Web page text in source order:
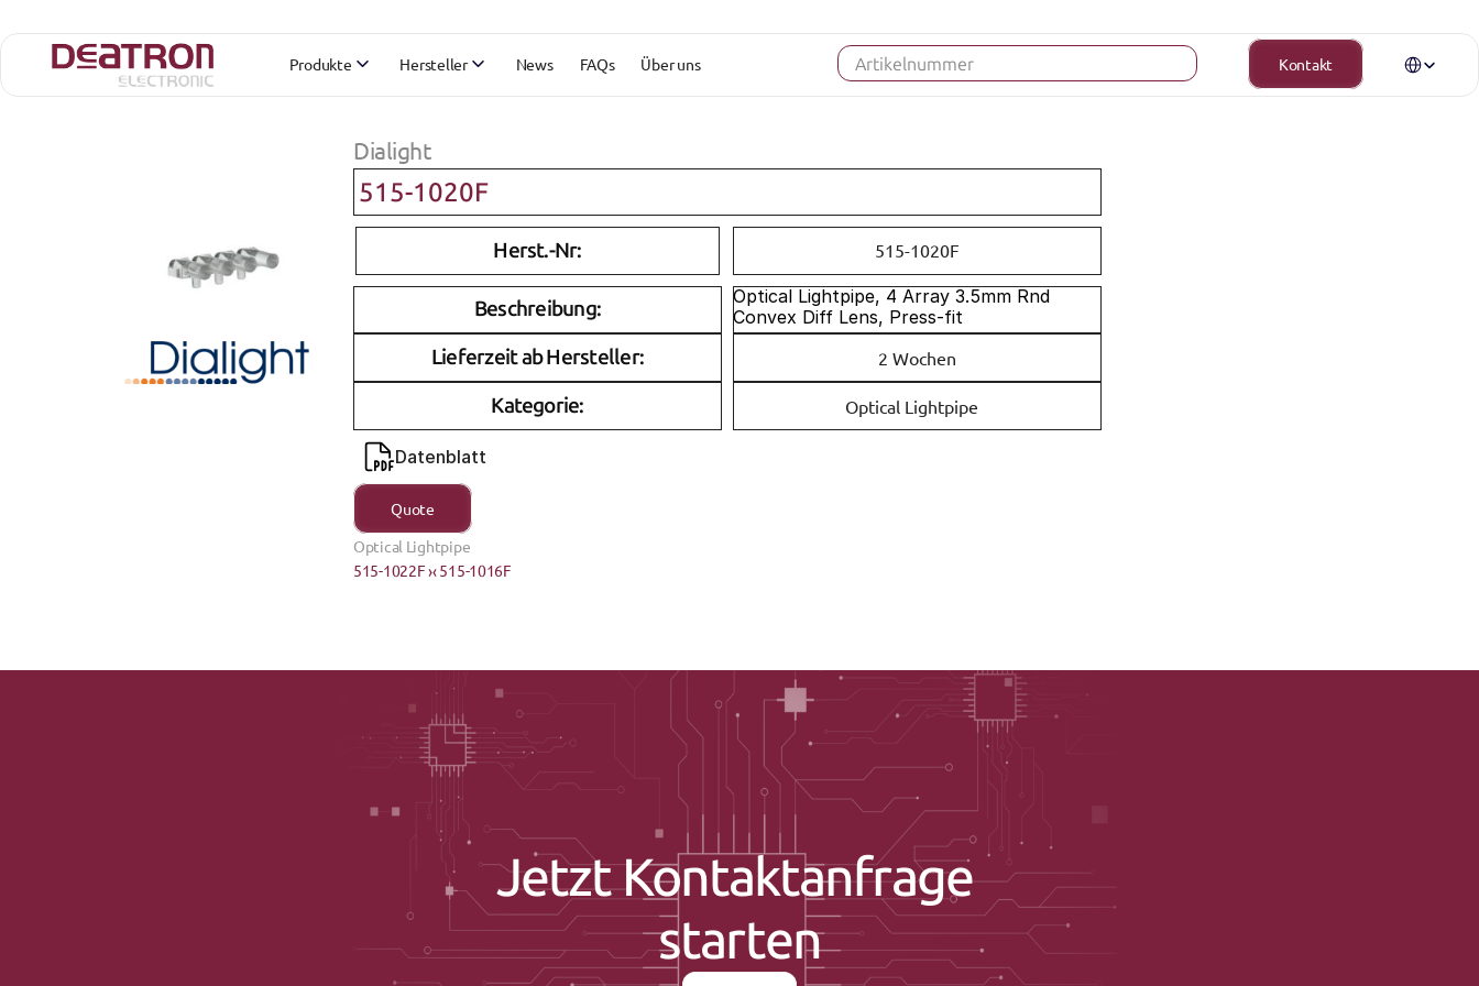
Dialight
515-1020F
Herst.-Nr: 515-1020F
Beschreibung:
Optical Lightpipe, 4 Array 3.5mm Rnd
Convex Diff Lens, Press-fit
Lieferzeit ab Hersteller: 2 Wochen
Kategorie: Optical Lightpipe
Datenblatt
Quote
Optical Lightpipe
515-1022F ›‹ 515-1016F
Kontakt
Produkte Hersteller News FAQs Über uns Artikelnummer
Jetzt Kontaktanfrage
starten